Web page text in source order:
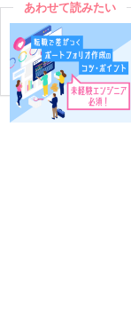
あわせて読みたい